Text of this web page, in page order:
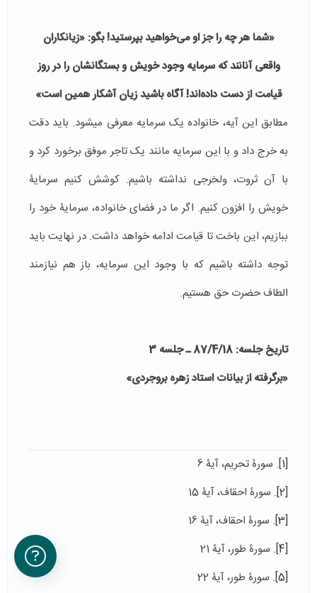
«شما هر چه را جز او می‌خواهید بپرستید! بگو: «زیانکاران
واقعی آنانند که سرمایه وجود خویش و بستگانشان را در روز
قیامت از دست داده‌اند! آگاه باشید زیان آشکار همین است»
مطابق این آیه، خانواده یک سرمایه معرفی می­شود. باید دقت
به خرج داد و با این سرمایه مانند یک تاجر موفق برخورد کرد و
با آن ثروت، ولخرجی نداشته باشیم. کوشش کنیم سرمایۀ
خویش را افزون کنیم. اگر ما در فضای خانواده، سرمایۀ خود را
ببازیم، این باخت تا قیامت ادامه خواهد داشت. در نهایت باید
توجه داشته باشیم که با وجود این سرمایه، باز هم نیازمند
الطاف حضرت حق هستیم.
تاریخ جلسه: 87/4/18 ـ جلسه 3
«برگرفته از بیانات استاد زهره بروجردی»
[1] . سورۀ تحریم، آیۀ 6
[2] . سورۀ احقاف، آیۀ 15
[3] . سورۀ احقاف، آیۀ 16
[4] . سورۀ طور، آیۀ 21
[5] . سورۀ طور، آیۀ 22